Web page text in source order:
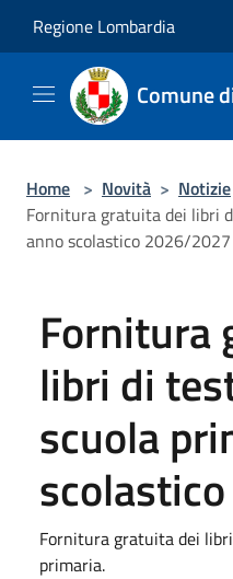
Regione Lombardia
Comune
Home > Novità > Notizie
Fornitura gratuita dei libri
anno scolastico 2026/2027
Fornitura
libri di
scuola
Fornitura gratuita dei
primaria.